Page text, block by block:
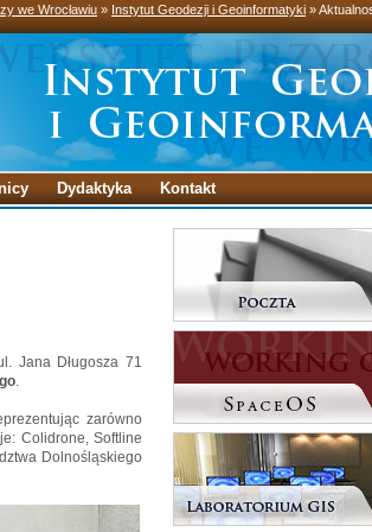
we Wrocławiu » Instytut Geodezji i Geoinformatyki »
Dydaktyka Kontakt
Jana Długosza 71
.
zarówno
Colidrone, Softline
Dolnośląskiego